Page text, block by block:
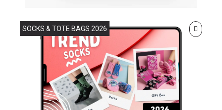
SOCKS & TOTE BAGS 2026